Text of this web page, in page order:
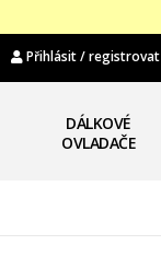
Přihlásit / registrovat
DÁLKOVÉ
OVLADAČE